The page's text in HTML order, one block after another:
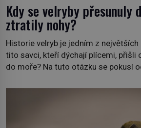
Kdy se velryby přesunuly
ztratily nohy?
Historie velryb je jedním z
tito savci, kteří dýchají plícemi, přišli
do moře? Na tuto otázku se pokusí
premiéru ve čtvrtek 29. února ve